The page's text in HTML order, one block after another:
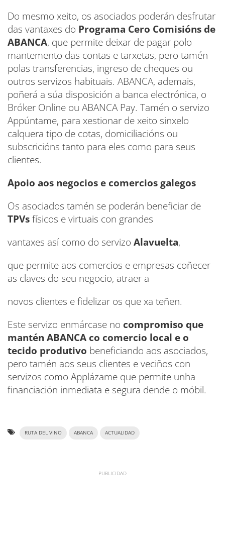
Do mesmo xeito, os asociados poderán desfrutar
das vantaxes do Programa Cero Comisións de
ABANCA, que permite deixar de pagar polo
mantemento das contas e tarxetas, pero tamén
polas transferencias, ingreso de cheques ou
outros servizos habituais. ABANCA, ademais,
poñerá a súa disposición a banca electrónica, o
Bróker Online ou ABANCA Pay. Tamén o servizo
Appúntame, para xestionar de xeito sinxelo
calquera tipo de cotas, domiciliacións ou
subscricións tanto para eles como para seus
clientes.
Apoio aos negocios e comercios galegos
Os asociados tamén se poderán beneficiar de
TPVsfísicos e virtuais con grandes
vantaxes así como do servizo Alavuelta,
que permite aos comercios e empresas coñecer
as claves do seu negocio, atraer a
novos clientes e fidelizar os que xa teñen.
Este servizo enmárcase no compromiso que
mantén ABANCA co comercio local e o
tecido produtivo beneficiando aos asociados,
pero tamén aos seus clientes e veciños con
servizos como Applázame que permite unha
financiación inmediata e segura dende o móbil.
RUTA DEL VINO ABANCA ACTUALIDAD